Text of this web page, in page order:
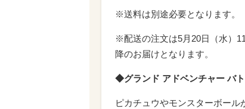
※送料は別途必要となります。
※配送の注文は5月20日（水）
降のお届けとなります。
◆グランド アドベンチャー バ
ピカチュウやモンスターボー